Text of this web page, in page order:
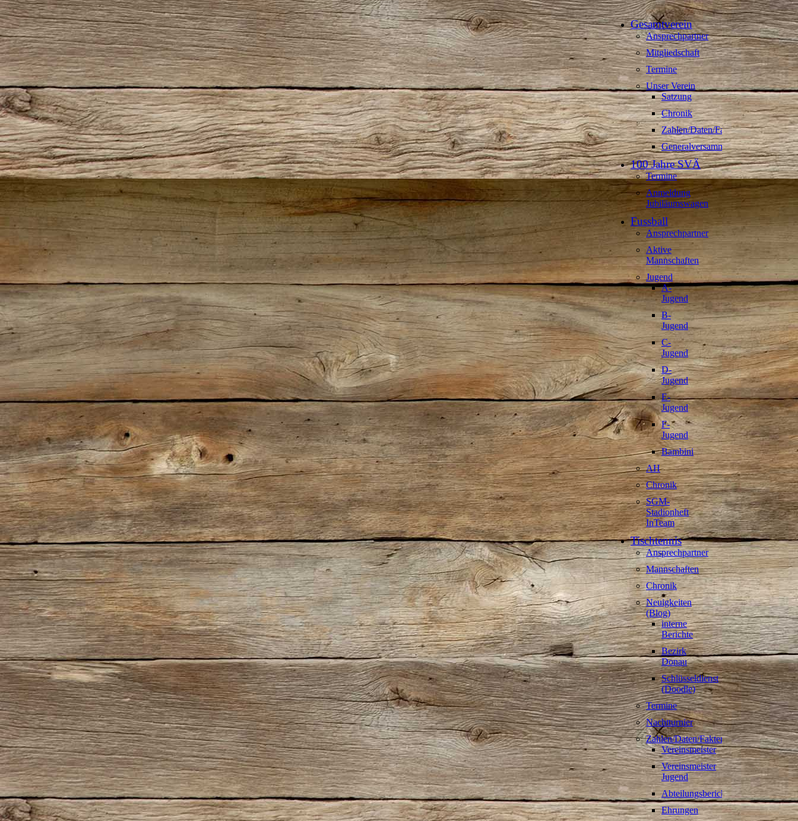
Gesamtverein
Ansprechpartner
Mitgliedschaft
Termine
Unser Verein
Satzung
Chronik
Zahlen/Daten/Fakten
Generalversammlungen
100 Jahre SVÄ
Termine
Anmeldung
Jubiläumswagen
Fussball
Ansprechpartner
Aktive
Mannschaften
Jugend
A-
Jugend
B-
Jugend
C-
Jugend
D-
Jugend
E-
Jugend
F-
Jugend
Bambini
AH
Chronik
SGM-
Stadionheft
InTeam
Tischtennis
Ansprechpartner
Mannschaften
Chronik
Neuigkeiten
(Blog)
interne
Berichte
Bezirk
Donau
Schlüsseldienst
(Doodle)
Termine
Nachtturnier
Zahlen/Daten/Fakten
Vereinsmeister
Vereinsmeister
Jugend
Abteilungsberichte
Ehrungen